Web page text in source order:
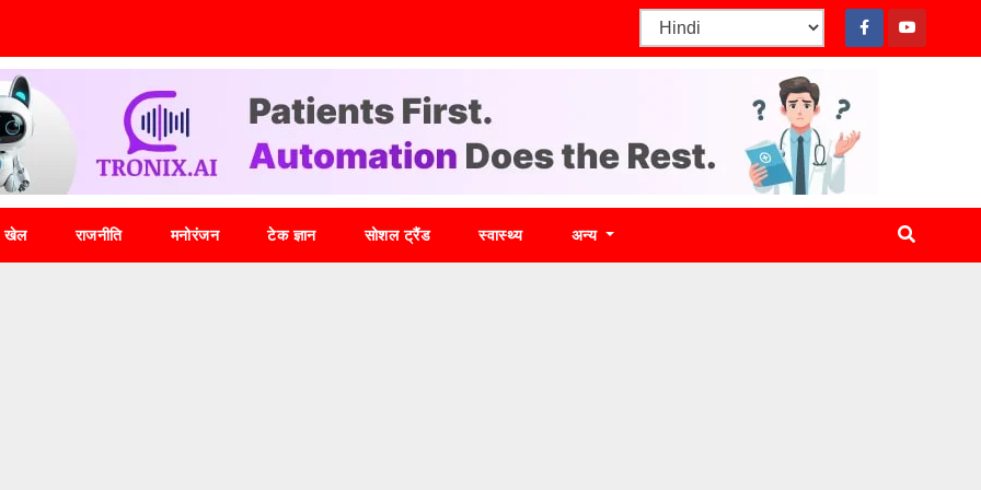
खेल राजनीति मनोरंजन टेक ज्ञान सोशल ट्रैंड स्वास्थ्य अन्य